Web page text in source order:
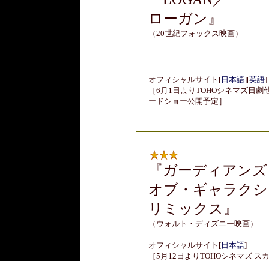
ローガン』
（20世紀フォックス映画）
オフィシャルサイト [日本語][英語]
［6月1日よりTOHOシネマズ日劇
ードショー公開予定］
『ガーディアン
オブ・ギャラク
リミックス』
（ウォルト・ディズニー映画）
オフィシャルサイト [日本語]
［5月12日よりTOHOシネマズ ス